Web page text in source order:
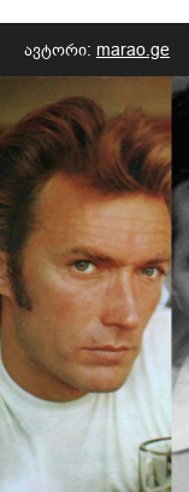
ავტორი: marao.ge